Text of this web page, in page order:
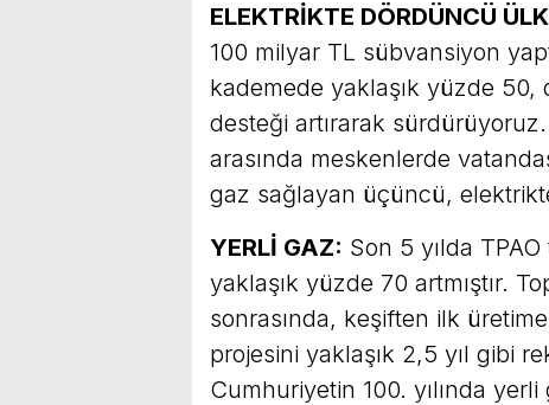
ELEKTRİKTE DÖRDÜNCÜ
100 milyar TL sübvansiyon
kademede yaklaşık yüzde
desteği artırarak
arasında meskenlerde
gaz sağlayan üçüncü,
YERLİ GAZ: Son 5 yılda
yaklaşık yüzde 70 artmıştır.
sonrasında, keşiften ilk
projesini yaklaşık 2,5 yıl gibi
Cumhuriyetin 100. yılında yerli